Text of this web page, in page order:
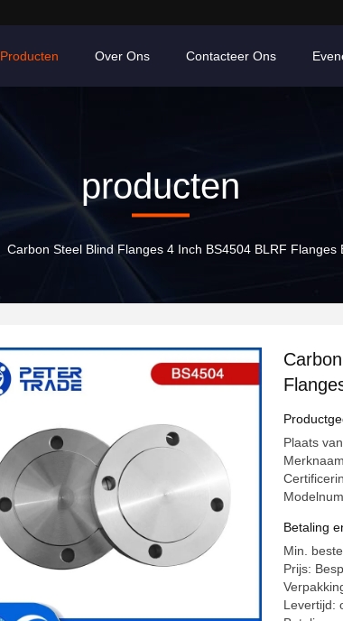
Producten Over Ons Contacteer Ons
producten
Carbon Steel Blind Flanges 4 Inch BS4504 BLRF
voor
Plaats
Betaling
Min.
Prijs:
Levertijd: